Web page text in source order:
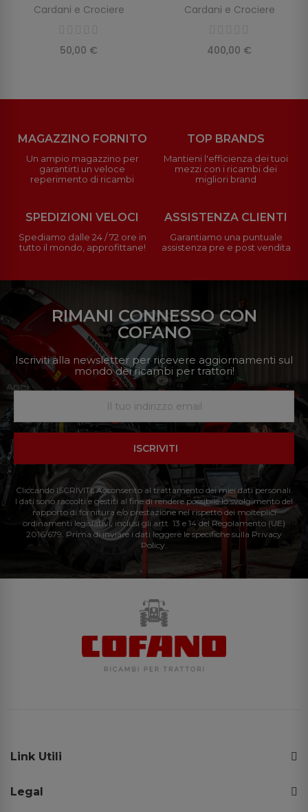
Cardani e Crociere
50,00 €
Cardani e Crociere
400,00 €
MAGAZZINO FORNITO
Un ampio magazzino per
garantirti un veloce
reperimento di ricambi
TOP BRANDS
Mantieni l'efficienza dei tuoi
mezzi con i ricambi dei
migliori brand
SPEDIZIONI VELOCI
Spediamo dalle 24 / 72 ore in
tutto il mondo, approfittane!
ASSISTENZA CLIENTI
Garantiamo una puntuale
assistenza pre e post vendita
RIMANI CONNESSO CON
COFANO
Iscriviti alla newsletter per ricevere aggiornamenti sul
mondo dei ricambi per trattori!
ISCRIVITI
Cliccando ISCRIVITI: Acconsento al trattamento dei miei dati personali.
I dati sono raccolti e gestiti al fine di rendere possibile lo svolgimento del
rapporto di fornitura e/o prestazione nel rispetto dei molteplici
ordinamenti legislativi, inclusi gli artt. 13 e 14 del Regolamento (UE)
2016/679. Prima di inviare i dati leggere le specifiche sulla Privacy
Policy.
Link Utili
Legal